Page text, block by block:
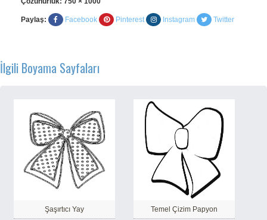
Paylaş: Facebook Pinterest Instagram Twitter
İlgili Boyama Sayfaları
Şaşırtıcı Yay Temel Çizim Papyon